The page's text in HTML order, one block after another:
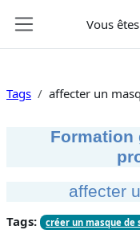
Vous
Tags affecter un
Formation
affecter
Tags: créer un masque de